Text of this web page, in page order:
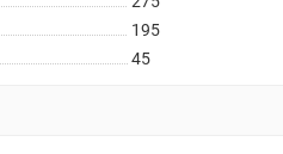
195
45